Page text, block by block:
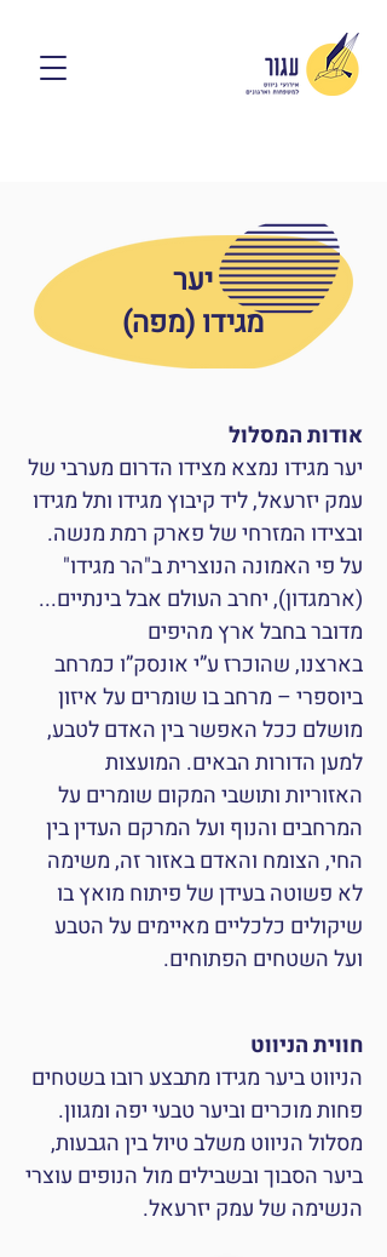
יער
מגידו (מפה)
אודות המסלול
יער מגידו נמצא מצידו הדרום מערבי של
עמק יזרעאל, ליד קיבוץ מגידו ותל מגידו
ובצידו המזרחי של פארק רמת מנשה.
על פי האמונה הנוצרית ב"הר מגידו"
(ארמגדון), יחרב העולם אבל בינתיים...
מדובר בחבל ארץ מהיפים
בארצנו, שהוכרז ע”י אונסק”ו כמרחב
ביוספרי – מרחב בו שומרים על איזון
מושלם ככל האפשר בין האדם לטבע,
למען הדורות הבאים. המועצות
האזוריות ותושבי המקום שומרים על
המרחבים והנוף ועל המרקם העדין בין
החי, הצומח והאדם באזור זה, משימה
לא פשוטה בעידן של פיתוח מואץ בו
שיקולים כלכליים מאיימים על הטבע
ועל השטחים הפתוחים.
חווית הניווט
הניווט ביער מגידו מתבצע רובו בשטחים
פחות מוכרים וביער טבעי יפה ומגוון.
מסלול הניווט משלב טיול בין הגבעות,
ביער הסבוך ובשבילים מול הנופים עוצרי
הנשימה של עמק יזרעאל.